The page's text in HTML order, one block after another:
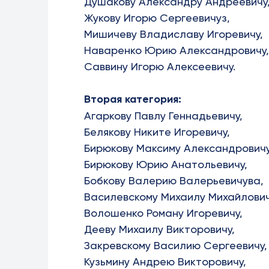
Жукову Игорю Сергеевичуз,
Мишичеву Владиславу Игоревичу,
Наваренко Юрию Александровичу,
Саввину Игорю Алексеевичу.
Вторая категория:
Агаркову Павлу Геннадьевичу,
Белякову Никите Игоревичу,
Бирюкову Максиму
Бирюкову Юрию Анатольевичу,
Бобкову Валерию Валерьевичува,
Василевскому Михаилу
Волошенко Роману Игоревичу,
Дееву Михаилу Викторовичу,
Закревскому Василию Сергеевичу,
Кузьмину Андрею Викторовичу,